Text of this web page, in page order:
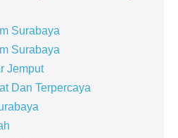
Surabaya
Surabaya
Jemput
Dan Terpercaya